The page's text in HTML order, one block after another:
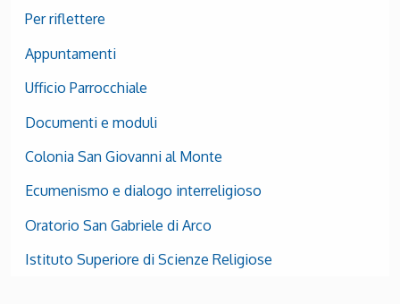
Per riflettere
Appuntamenti
Ufficio Parrocchiale
Documenti e moduli
Colonia San Giovanni al Monte
Ecumenismo e dialogo interreligioso
Oratorio San Gabriele di Arco
Istituto Superiore di Scienze Religiose